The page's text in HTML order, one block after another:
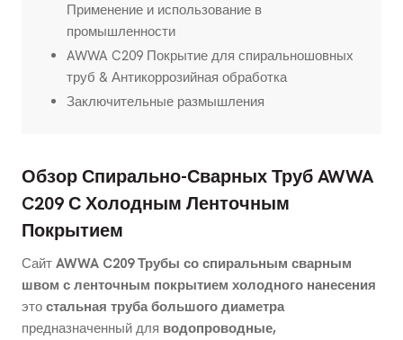
Применение и использование в
промышленности
AWWA C209 Покрытие для спиральношовных
труб & Антикоррозийная обработка
Заключительные размышления
Обзор Спирально-Сварных Труб AWWA
C209 С Холодным Ленточным
Покрытием
Сайт AWWA C209 Трубы со спиральным сварным
швом с ленточным покрытием холодного нанесения
это стальная труба большого диаметра
предназначенный для водопроводные,